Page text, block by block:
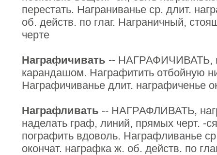
перестать. Награниванье ср. длит.
об. действ. по глаг. Награничный,
черте
Награфичивать -- НАГРАФИЧИВАТЬ,
карандашом. Награфитить отбойную
Награфичиванье длит. награфиченье
Награфливать -- НАГРАФЛИВАТЬ,
наделать граф, линий, прямых черт. -
пографить вдоволь. Награфливанье
окончат. награфка ж. об. действ. по